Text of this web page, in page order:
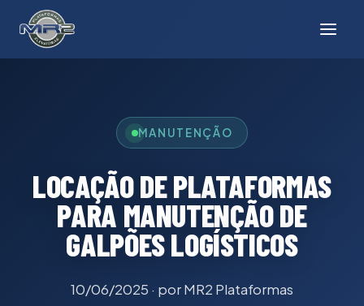
MANUTENÇÃO
LOCAÇÃO DE PLATAFORMAS
PARA MANUTENÇÃO DE
GALPÕES LOGÍSTICOS
10/06/2025 · por MR2 Plataformas